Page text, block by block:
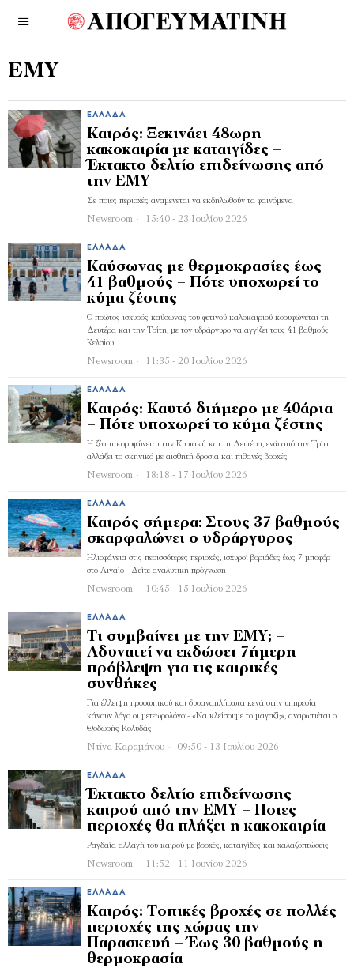
ΕΜΥ
ΕΛΛΆΔΑ
Καιρός: Ξεκινάει 48ωρη
κακοκαιρία με καταιγίδες –
Έκτακτο δελτίο επιδείνωσης από
την ΕΜΥ
Σε ποιες περιοχές αναμένεται να εκδηλωθούν τα φαινόμενα
Newsroom 15:40 - 23 Ιουλίου 2026
ΕΛΛΆΔΑ
Καύσωνας με θερμοκρασίες έως
41 βαθμούς – Πότε υποχωρεί το
κύμα ζέστης
Ο πρώτος ισχυρός καύσωνας του φετινού καλοκαιριού κορυφώνεται τη
Δευτέρα και την Τρίτη, με τον υδράργυρο να αγγίζει τους 41 βαθμούς
Κελσίου
Newsroom 11:35 - 20 Ιουλίου 2026
ΕΛΛΆΔΑ
Καιρός: Καυτό διήμερο με 40άρια
– Πότε υποχωρεί το κύμα ζέστης
Η ζέστη κορυφώνεται την Κυριακή και τη Δευτέρα, ενώ από την Τρίτη
αλλάζει το σκηνικό με αισθητή δροσιά και πιθανές βροχές
Newsroom 18:18 - 17 Ιουλίου 2026
ΕΛΛΆΔΑ
Καιρός σήμερα: Στους 37 βαθμούς
σκαρφαλώνει ο υδράργυρος
Ηλιοφάνεια στις περισσότερες περιοχές, ισχυροί βοριάδες έως 7 μποφόρ
στο Αιγαίο - Δείτε αναλυτική πρόγνωση
Newsroom 10:45 - 15 Ιουλίου 2026
ΕΛΛΆΔΑ
Τι συμβαίνει με την ΕΜΥ; –
Αδυνατεί να εκδώσει 7ήμερη
πρόβλεψη για τις καιρικές
συνθήκες
Για έλλειψη προσωπικού και δυσαναπλήρωτα κενά στην υπηρεσία
κάνουν λόγο οι μετεωρολόγοι- «Να κλείσουμε το μαγαζί;», αναρωτιέται ο
Θοδωρής Κολυδάς
Ντίνα Καραμάνου 09:50 - 13 Ιουλίου 2026
ΕΛΛΆΔΑ
Έκτακτο δελτίο επιδείνωσης
καιρού από την ΕΜΥ – Ποιες
περιοχές θα πλήξει η κακοκαιρία
Ραγδαία αλλαγή του καιρού με βροχές, καταιγίδες και χαλαζοπτώσεις
Newsroom 11:52 - 11 Ιουνίου 2026
ΕΛΛΆΔΑ
Καιρός: Τοπικές βροχές σε πολλές
περιοχές της χώρας την
Παρασκευή – Έως 30 βαθμούς η
θερμοκρασία